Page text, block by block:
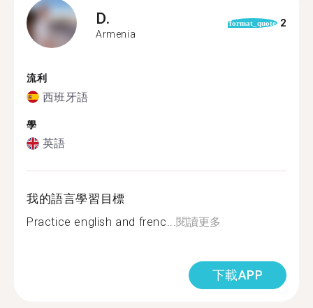
D.
Armenia
format_quote 2
流利
西班牙語
學
英語
我的語言學習目標
Practice english and frenc...閱讀更多
下載APP